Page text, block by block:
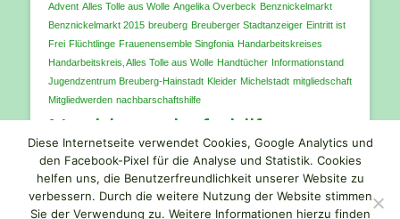
Advent Alles Tolle aus Wolle Angelika Overbeck Benznickelmarkt
Benznickelmarkt 2015 breuberg Breuberger Stadtanzeiger Eintritt ist
Frei Flüchtlinge Frauenensemble Singfonia Handarbeitskreises
Handarbeitskreis‚ Alles Tolle aus Wolle Handtücher Informationstand
Jugendzentrum Breuberg-Hainstadt Kleider Michelstadt mitgliedschaft
Mitgliedwerden nachbarschaftshilfe
Nachbarschaftshilfe
Breuberg
odenwald Schuhe Spendenaufruf
Unterwäsche verein Vereinsring Neustadt am Breuberg e.V. video
Weihnachtsgeschichte youtube
Diese Internetseite verwendet Cookies, Google Analytics und
den Facebook-Pixel für die Analyse und Statistik. Cookies
helfen uns, die Benutzerfreundlichkeit unserer Website zu
verbessern. Durch die weitere Nutzung der Website stimmen
Sie der Verwendung zu. Weitere Informationen hierzu finden